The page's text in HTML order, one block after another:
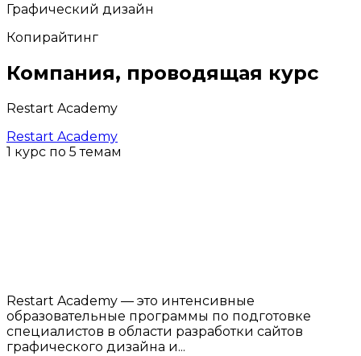
Графический дизайн
Копирайтинг
Компания, проводящая курс
Restart Academy
Restart Academy
1 курс по 5 темам
Restart Academy — это интенсивные
образовательные программы по подготовке
специалистов в области разработки сайтов
графического дизайна и...